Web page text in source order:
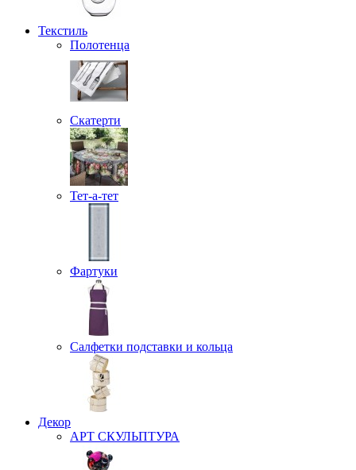
Текстиль
Полотенца
Скатерти
Тет-а-тет
Фартуки
Салфетки подставки и кольца
Декор
АРТ СКУЛЬПТУРА